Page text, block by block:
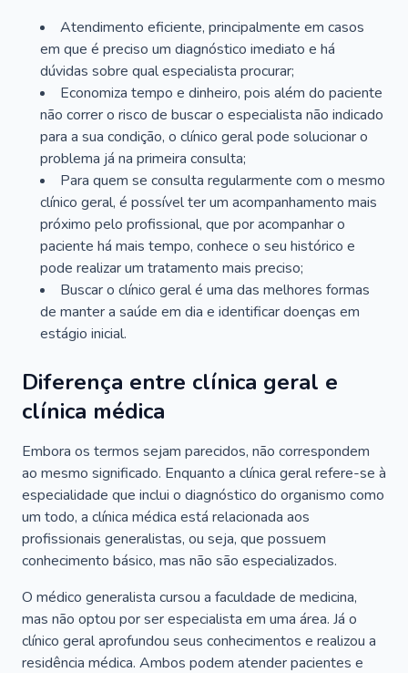
Atendimento eficiente, principalmente em casos
em que é preciso um diagnóstico imediato e há
dúvidas sobre qual especialista procurar;
Economiza tempo e dinheiro, pois além do paciente
não correr o risco de buscar o especialista não indicado
para a sua condição, o clínico geral pode solucionar o
problema já na primeira consulta;
Para quem se consulta regularmente com o mesmo
clínico geral, é possível ter um acompanhamento mais
próximo pelo profissional, que por acompanhar o
paciente há mais tempo, conhece o seu histórico e
pode realizar um tratamento mais preciso;
Buscar o clínico geral é uma das melhores formas
de manter a saúde em dia e identificar doenças em
estágio inicial.
Diferença entre clínica geral e
clínica médica
Embora os termos sejam parecidos, não correspondem
ao mesmo significado. Enquanto a clínica geral refere-se à
especialidade que inclui o diagnóstico do organismo como
um todo, a clínica médica está relacionada aos
profissionais generalistas, ou seja, que possuem
conhecimento básico, mas não são especializados.
O médico generalista cursou a faculdade de medicina,
mas não optou por ser especialista em uma área. Já o
clínico geral aprofundou seus conhecimentos e realizou a
residência médica. Ambos podem atender pacientes e